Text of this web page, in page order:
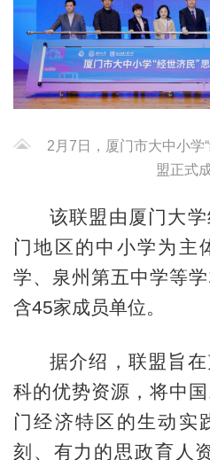
2月7日，厦门市大中小学
盟正式
该联盟由厦门大
门地区的中小学为主
学、泉州第五中学等
含45家成员单位。
据介绍，联盟旨
科的优势资源，将中
门经济特区的生动实
刻、有力的思政育人